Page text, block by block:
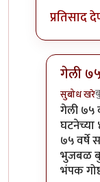
प्रतिसाद
गेली
सुबोध खरे
In
गेली ७५
७५ वर्षे
भुजबळ
भंपक